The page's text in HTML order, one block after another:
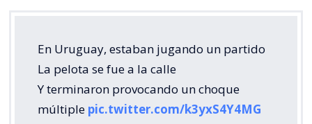
En Uruguay, estaban jugando un partido
La pelota se fue a la calle
Y terminaron provocando un choque
múltiple pic.twitter.com/k3yxS4Y4MG